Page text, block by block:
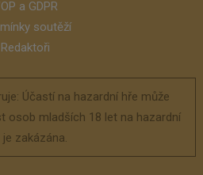
a GDPR
soutěží
Redaktoři
Účastí na hazardní hře může
osob mladších 18 let na hazardní
je zakázána.